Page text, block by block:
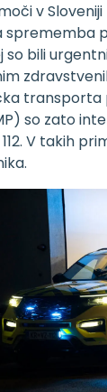
v
sprememba
bili
so zato
V takih